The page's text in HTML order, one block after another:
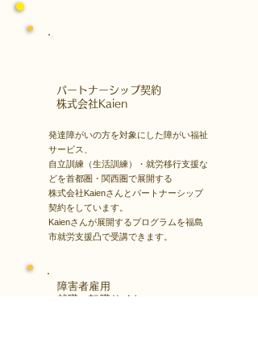
​パートナーシップ契約
​株式会社Kaien
発達障がいの方を対象にした障がい福祉
サービス、
自立訓練（生活訓練）・就労移行支援な
どを首都圏・関西圏で展開する
株式会社Kaienさんとパートナーシップ
契約をしています。
Kaienさんが展開するプログラムを福島
市就労支援凸で受講できます。
障害者雇用
​就職・転職サイト